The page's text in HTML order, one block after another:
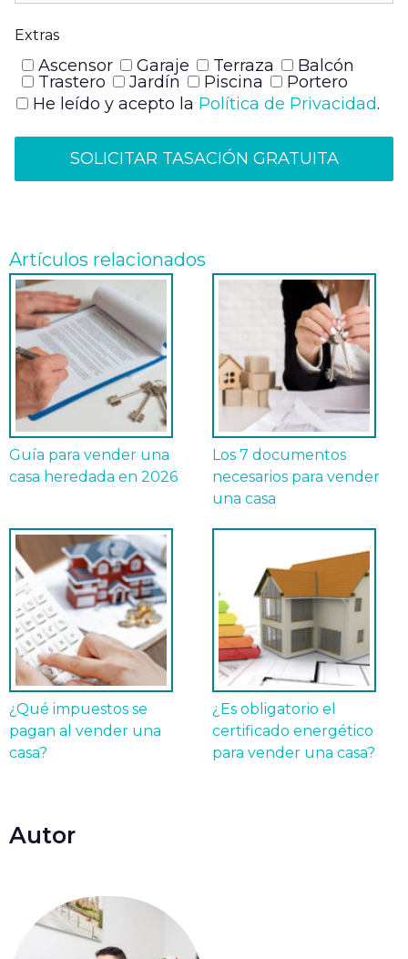
Extras
Ascensor Garaje Terraza
Balcón
Trastero
Jardín Piscina
Portero
He leído y acepto la Política de Privacidad.
Artículos relacionados
Guía para vender una
casa heredada en 2026
Los 7 documentos
necesarios para vender
una casa
¿Qué impuestos se
pagan al vender una
casa?
¿Es obligatorio el
certificado energético
para vender una casa?
Autor